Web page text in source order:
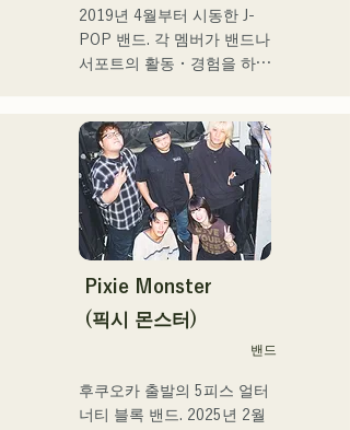
2017년부터 거점을 후쿠오
카로 되돌려 자신의 활동에
더해 라디오 퍼스널리티, 보
좋은 가성과 탁월한 가창력
을 겸비한 차세대를 담당하
는 싱어송 라이터.
2019년 4월부터 시동한 J-
POP 밴드. 각 멤버가 밴드나
서포트의 활동・경험을 하고
CHiKa의 투명감 있는 목소
리, 등신대의 가사를 어딘가
그리운 멜로디에 올린 곡은
폭넓은 세대의 지지를 얻고
있다. 그 악곡을 지원하도록
멤버의 개성이 살려 그 소리
도 부드럽게 따뜻하다.
하우스와 야외 이벤트 등에
출연 중. 또 SNS에서의 동영
하고 있다.
Pixie Monster
(픽시 몬스터)
밴드
후쿠오카 출발의 5피스 얼터
너티 블록 밴드. 2025년 2월